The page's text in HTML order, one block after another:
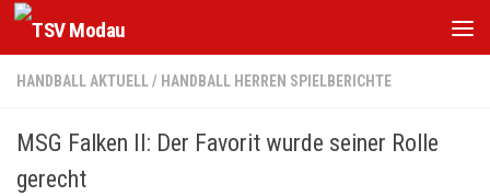
Zum Inhalt springen
HANDBALL AKTUELL/ HANDBALL HERREN SPIELBERICHTE
MSG Falken II: Der Favorit wurde seiner Rolle
gerecht